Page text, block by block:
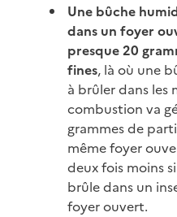
Une bûche
dans un foyer
presque 20
fines, là où une
à brûler dans les
combustion va
grammes de
même foyer
deux fois moins
brûle dans un
foyer ouvert.